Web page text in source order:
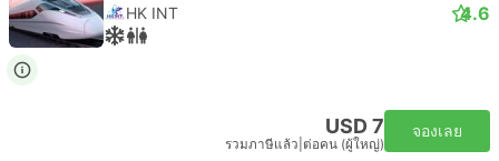
HK INT 4.6
USD 7
รวมภาษีแล้ว ต่อคน (ผู้ใหญ่)
จองเลย